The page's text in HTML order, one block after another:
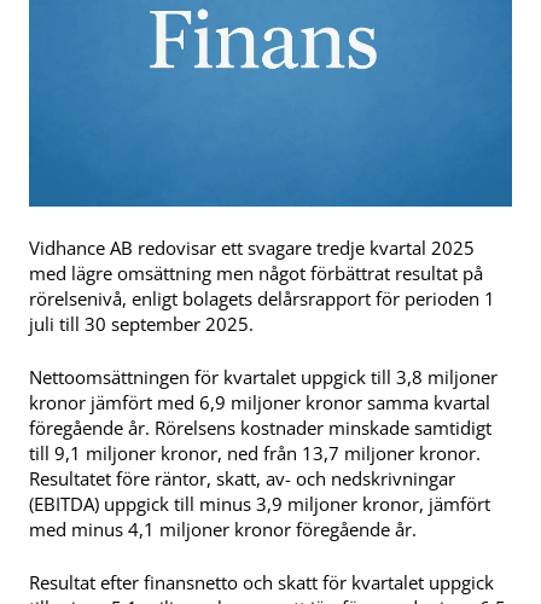
Vidhance AB redovisar ett svagare tredje kvartal 2025
med lägre omsättning men något förbättrat resultat på
rörelsenivå, enligt bolagets delårsrapport för perioden 1
juli till 30 september 2025.
Nettoomsättningen för kvartalet uppgick till 3,8 miljoner
kronor jämfört med 6,9 miljoner kronor samma kvartal
föregående år. Rörelsens kostnader minskade samtidigt
till 9,1 miljoner kronor, ned från 13,7 miljoner kronor.
Resultatet före räntor, skatt, av- och nedskrivningar
(EBITDA) uppgick till minus 3,9 miljoner kronor, jämfört
med minus 4,1 miljoner kronor föregående år.
Resultat efter finansnetto och skatt för kvartalet uppgick